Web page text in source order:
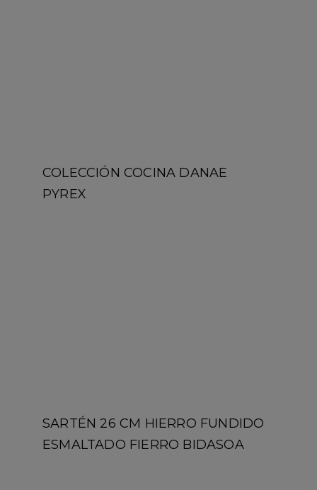
COLECCIÓN COCINA DANAE
PYREX
SARTÉN 26 CM HIERRO FUNDIDO
ESMALTADO FIERRO BIDASOA